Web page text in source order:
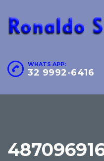
WHATS APP:
32 9992-6416